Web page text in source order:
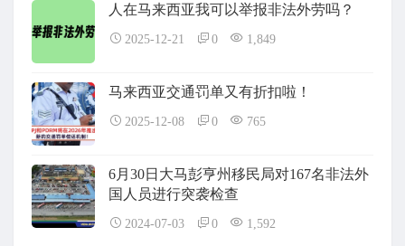
人在马来西亚我可以举报非法外劳吗？
2025-12-21 0 1,849
马来西亚交通罚单又有折扣啦！
2025-12-08 0 765
6月30日大马彭亨州移民局对167名非法外
国人员进行突袭检查
2024-07-03 0 1,592